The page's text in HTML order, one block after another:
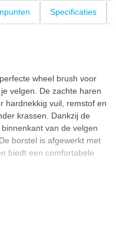
Specificaties
wheel brush voor
velgen. De zachte haren
hardnekkig vuil, remstof en
krassen. Dankzij de
van de velgen
borstel is afgewerkt met
biedt een comfortabele
je moeiteloos de lastigste
borstel eenvoudig in
reiniging zonder gedoe.